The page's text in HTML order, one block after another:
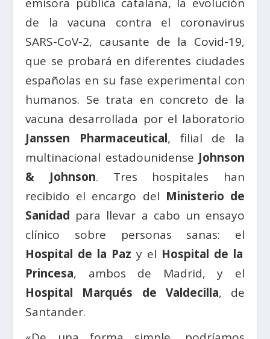
de la vacuna contra el coronavirus
SARS-CoV-2, causante de la Covid-19,
que se probará en diferentes ciudades
españolas en su fase experimental con
humanos. Se trata en concreto de la
vacuna desarrollada por el laboratorio
Janssen Pharmaceutical, filial de la
multinacional estadounidense Johnson
& Johnson. Tres hospitales han
recibido el encargo del Ministerio de
Sanidad para llevar a cabo un ensayo
clínico sobre personas sanas: el
Hospital de la Paz y el Hospital de la
Princesa, ambos de Madrid, y el
Hospital Marqués de Valdecilla, de
Santander.